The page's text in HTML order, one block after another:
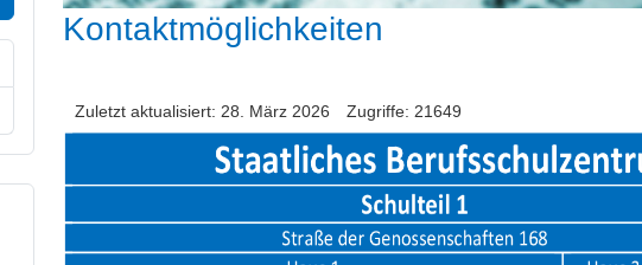
Kontaktmöglichkeiten
Zuletzt aktualisiert: 28. März 2026 Zugriffe: 21649